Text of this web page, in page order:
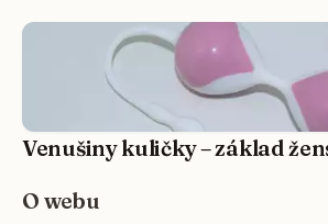
Venušiny kuličky – základ
O webu